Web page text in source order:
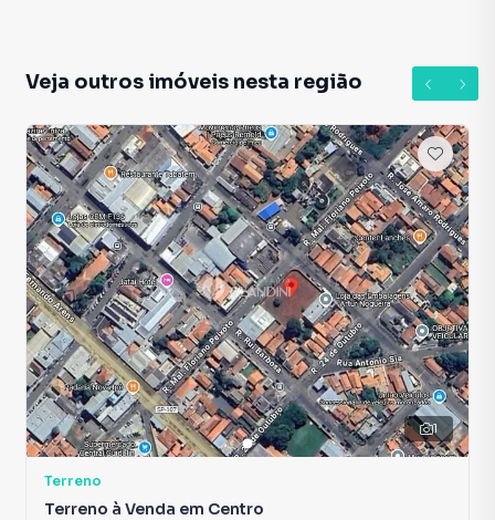
Veja outros imóveis nesta região
1
Terreno
Terreno à Venda em Centro